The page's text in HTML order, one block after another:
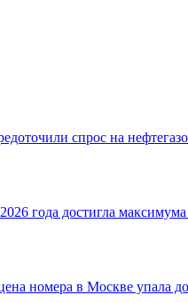
спрос на
года достигла максимума
номера в Москве упала